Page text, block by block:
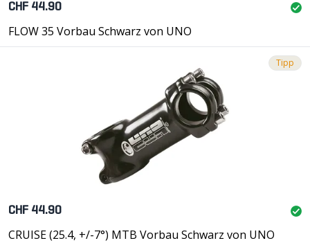
CHF 44.90
FLOW 35 Vorbau Schwarz von UNO
Tipp
CHF 44.90
CRUISE (25.4, +/-7°) MTB Vorbau Schwarz von UNO